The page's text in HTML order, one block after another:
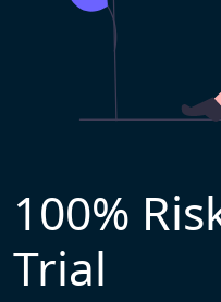
100%
Trial